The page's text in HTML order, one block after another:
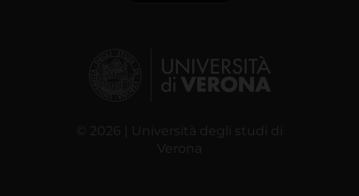
© 2026 | Università degli studi di
Verona